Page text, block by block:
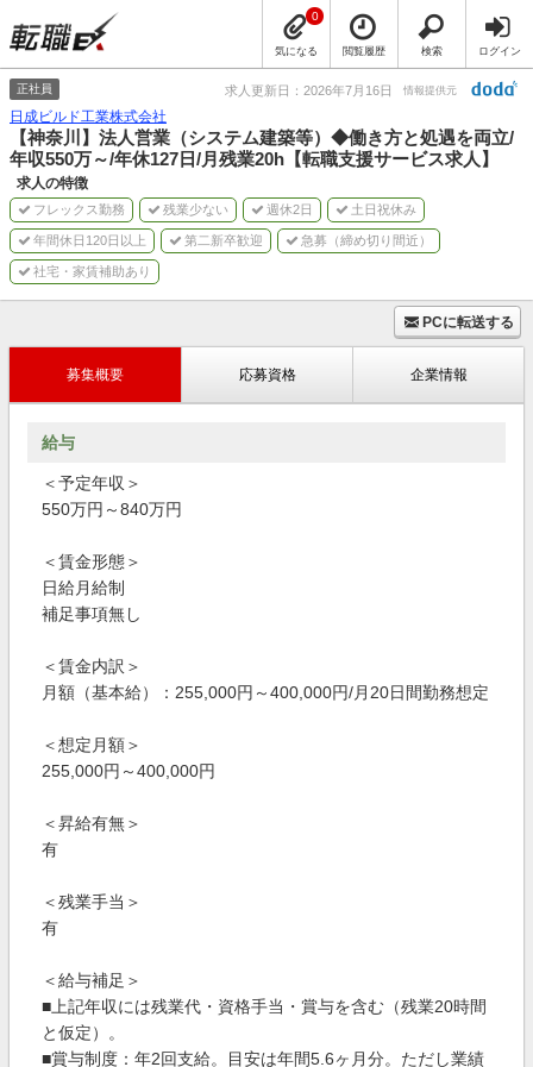
気になる
0
閲覧履歴 検索 ログイン
正社員 求人更新日：2026年7月16日 情報提供元
日成ビルド工業株式会社
【神奈川】法人営業（システム建築等）◆働き方と処遇を両立/
年収550万～/年休127日/月残業20h【転職支援サービス求人】
求人の特徴
フレックス勤務 残業少ない 週休2日 土日祝休み
年間休日120日以上 第二新卒歓迎 急募（締め切り間近）
社宅・家賃補助あり
PCに転送する
募集概要 応募資格 企業情報
給与
＜予定年収＞
550万円～840万円
＜賃金形態＞
日給月給制
補足事項無し
＜賃金内訳＞
月額（基本給）：255,000円～400,000円/月20日間勤務想定
＜想定月額＞
255,000円～400,000円
＜昇給有無＞
有
＜残業手当＞
有
＜給与補足＞
■上記年収には残業代・資格手当・賞与を含む（残業20時間
と仮定）。
■賞与制度：年2回支給。目安は年間5.6ヶ月分。ただし業績